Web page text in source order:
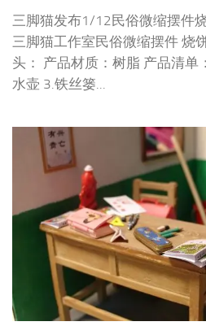
三脚猫发布1/12民俗微缩摆件
三脚猫工作室民俗微缩摆件 烧
头： 产品材质：树脂 产品清单
水壶 3.铁丝篓...